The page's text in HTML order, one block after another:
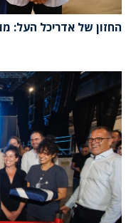
החזון של אדריכל העל: